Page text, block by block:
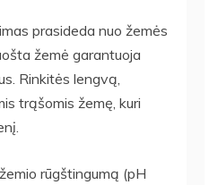
prasideda nuo žemės
žemė garantuoja
Rinkitės lengvą,
trąšomis žemę, kuri
rūgštingumą (pH